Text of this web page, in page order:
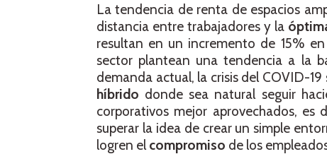
La tendencia de renta de espacios
distancia entre trabajadores y la
resultan en un incremento de 15%
sector plantean una tendencia a la
demanda actual, la crisis del COVID-
híbrido donde sea natural seguir
corporativos mejor aprovechados, es
superar la idea de crear un simple
logren el compromiso de los